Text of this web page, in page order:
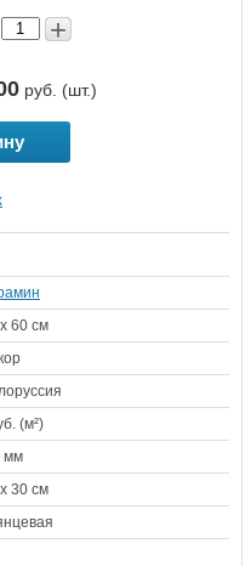
+
руб. (шт.)
60 см
(м²)
мм
30 см